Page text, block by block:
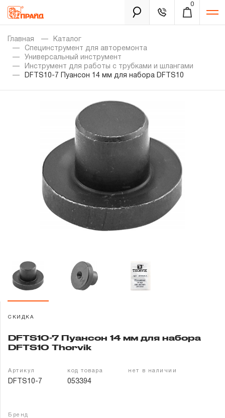
0
Каталог
Золотая лихорадка
Уцененный товар
Новости
Доставка и оплата
Партнерам
Контакты
Забыли пароль?
Главная
Каталог
Специнструмент для авторемонта
Универсальный инструмент
Инструмент для работы с трубками и шлангами
DFTS10-7 Пуансон 14 мм для набора DFTS10
СКИДКА
DFTS10-7 Пуансон 14 мм для набора
DFTS10 Thorvik
Артикул
DFTS10-7
код товара
053394
нет в наличии
Бренд